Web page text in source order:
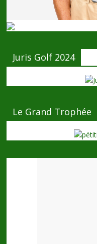
Juris Golf 2024
Le Grand Trophée